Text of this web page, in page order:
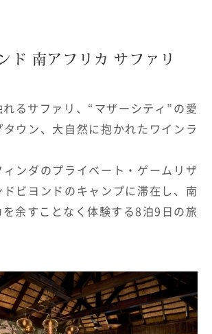
期間限定オファー
PLANS
モデルプラン
& RESORTS
MAGELLAN's Choice
ド 南アフリカ サファリ
るサファリ、“マザーシティ”の愛
ウン、大自然に抱かれたワインラ
ィンダのプライベート・ゲームリザ
ドビヨンドのキャンプに滞在し、南
を余すことなく体験する8泊9日の旅